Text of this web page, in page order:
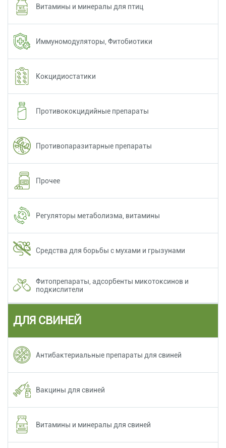
Витамины и минералы для птиц
Иммуномодуляторы, Фитобиотики
Кокцидиостатики
Противококцидийные препараты
Противопаразитарные препараты
Прочее
Регуляторы метаболизма, витамины
Средства для борьбы с мухами и грызунами
Фитопрепараты, адсорбенты микотоксинов и
подкислители
ДЛЯ СВИНЕЙ
Антибактериальные препараты для свиней
Вакцины для свиней
Витамины и минералы для свиней